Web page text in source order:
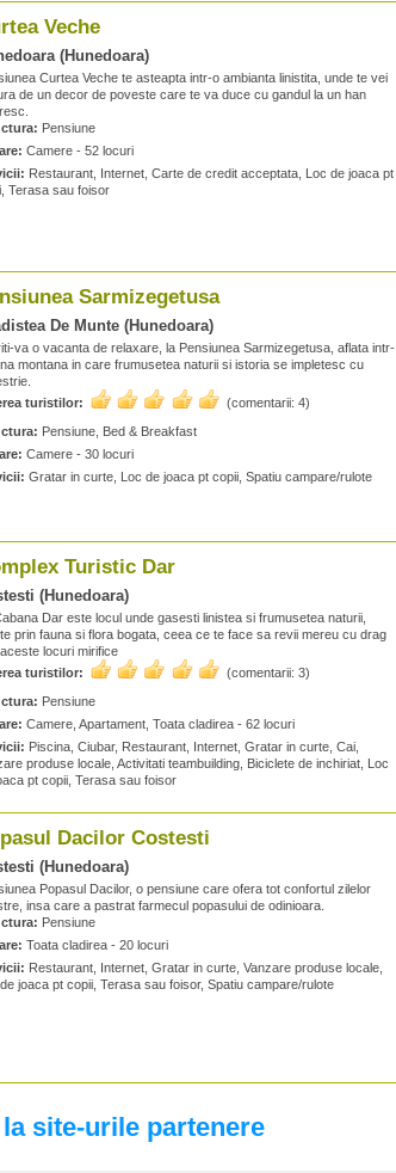
Veche
(Hunedoara)
Curtea Veche te asteapta intr-o ambianta linistita, unde te vei
de un decor de poveste care te va duce cu gandul la un han
Pensiune
Camere - 52 locuri
Restaurant, Internet, Carte de credit acceptata, Loc de joaca pt
Terasa sau foisor
Sarmizegetusa
De Munte (Hunedoara)
va o vacanta de relaxare, la Pensiunea Sarmizegetusa, aflata intr-
montana in care frumusetea naturii si istoria se impletesc cu
turistilor:
(comentarii: 4)
Pensiune, Bed & Breakfast
Camere - 30 locuri
Gratar in curte, Loc de joaca pt copii, Spatiu campare/rulote
Turistic Dar
(Hunedoara)
Dar este locul unde gasesti linistea si frumusetea naturii,
prin fauna si flora bogata, ceea ce te face sa revii mereu cu drag
locuri mirifice
turistilor:
(comentarii: 3)
Pensiune
Camere, Apartament, Toata cladirea - 62 locuri
Piscina, Ciubar, Restaurant, Internet, Gratar in curte, Cai,
produse locale, Activitati teambuilding, Biciclete de inchiriat, Loc
pt copii, Terasa sau foisor
Dacilor Costesti
(Hunedoara)
Popasul Dacilor, o pensiune care ofera tot confortul zilelor
insa care a pastrat farmecul popasului de odinioara.
Pensiune
Toata cladirea - 20 locuri
Restaurant, Internet, Gratar in curte, Vanzare produse locale,
joaca pt copii, Terasa sau foisor, Spatiu campare/rulote
site-urile partenere